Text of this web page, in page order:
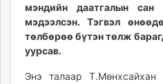
mminfo.mn
ugluu.mn
urlag.mn
unen.mn
asu.mn
мэндийн даатгалын сан
мэдээлсэн. Тэгвэл
төлбөрөө бүтэн төлж
уурсав.
Энэ талаар